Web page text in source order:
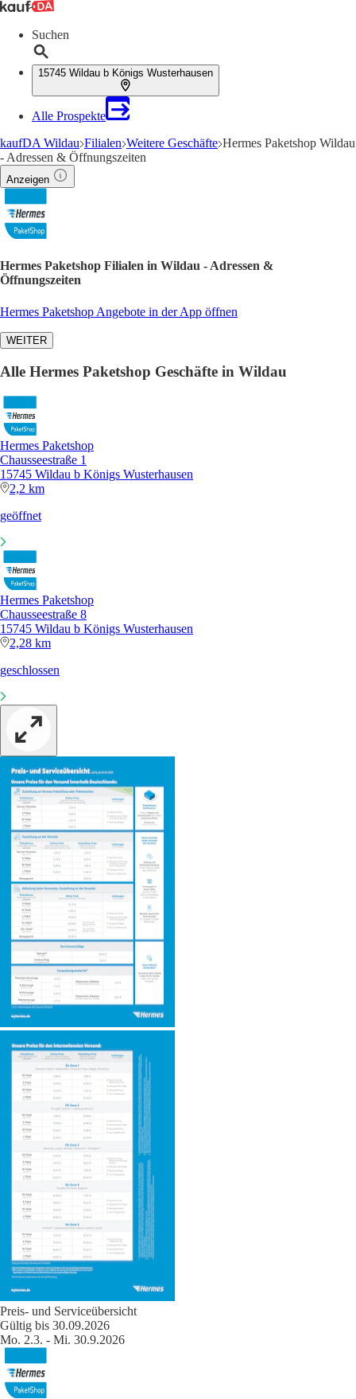
Suchen
15745 Wildau b Königs Wusterhausen
Alle Prospekte
kaufDA Wildau Filialen Weitere Geschäfte Hermes Paketshop Wildau
- Adressen & Öffnungszeiten
Anzeigen
Hermes Paketshop Filialen in Wildau - Adressen &
Öffnungszeiten
Hermes Paketshop Angebote in der App öffnen
WEITER
Alle Hermes Paketshop Geschäfte in Wildau
Hermes Paketshop
Chausseestraße 1
15745 Wildau b Königs Wusterhausen
2,2 km
geöffnet
Hermes Paketshop
Chausseestraße 8
15745 Wildau b Königs Wusterhausen
2,28 km
geschlossen
Preis- und Serviceübersicht
Gültig bis 30.09.2026
Mo. 2.3. - Mi. 30.9.2026